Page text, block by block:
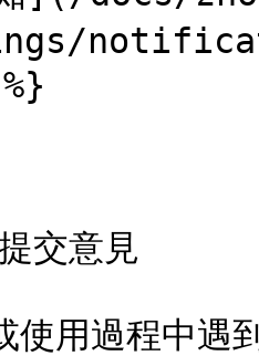
交意見
使用過程中遇